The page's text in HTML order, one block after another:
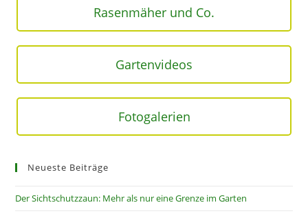
Rasenmäher und Co.
Gartenvideos
Fotogalerien
Neueste Beiträge
Der Sichtschutzzaun: Mehr als nur eine Grenze im Garten